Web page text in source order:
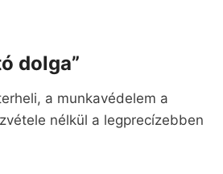
dolga”
a munkavédelem a
nélkül a legprecízebben